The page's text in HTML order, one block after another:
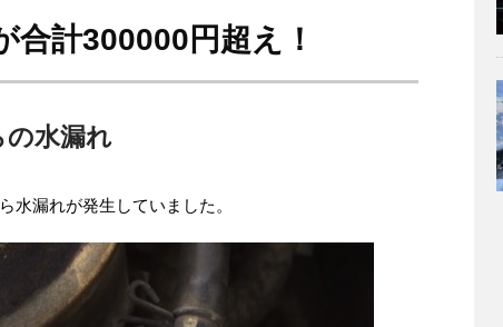
合計300000円超え！
の水漏れ
水漏れが発生していました。